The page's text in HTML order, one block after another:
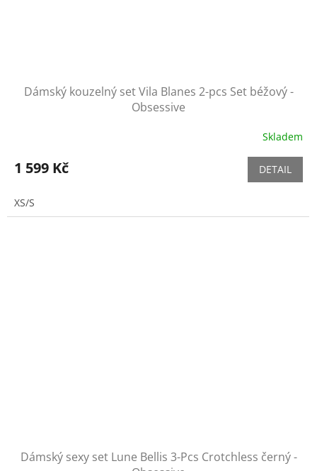
Dámský kouzelný set Vila Blanes 2-pcs Set béžový -
Obsessive
Skladem
1 599 Kč DETAIL
XS/S
Dámský sexy set Lune Bellis 3-Pcs Crotchless černý -